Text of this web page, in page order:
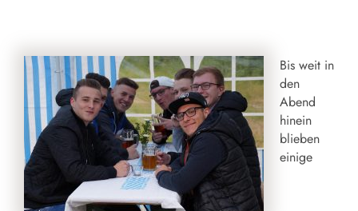
Bis weit in
den
Abend
hinein
blieben
einige